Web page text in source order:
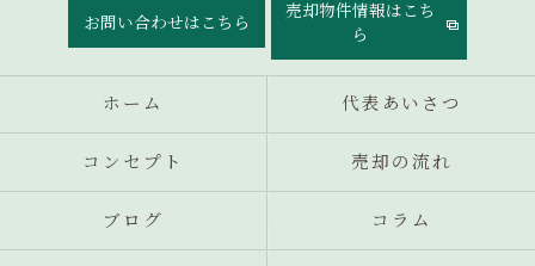
お問い合わせはこちら
売却物件情報はこち
ら
ホーム 代表あいさつ
コンセプト 売却の流れ
ブログ コラム